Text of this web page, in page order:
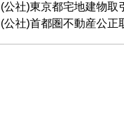
(公社)東京都宅地建物取
(公社)首都圏不動産公正